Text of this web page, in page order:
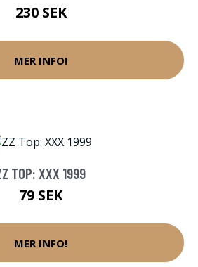
230 SEK
MER INFO!
TOP: XXX 1999
79 SEK
MER INFO!